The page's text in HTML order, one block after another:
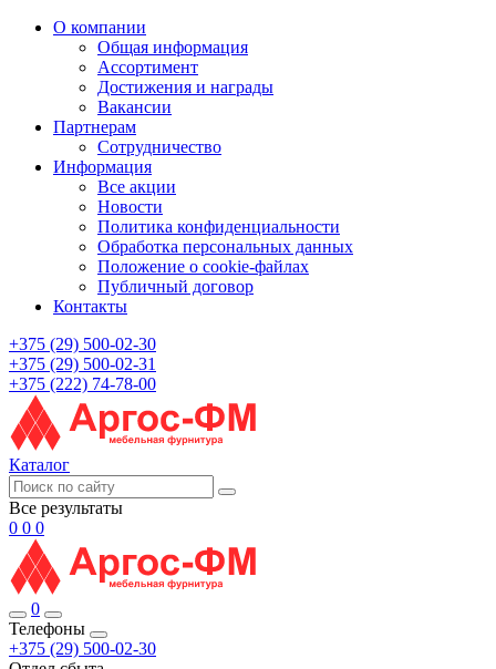
О компании
Общая информация
Ассортимент
Достижения и награды
Вакансии
Партнерам
Сотрудничество
Информация
Все акции
Новости
Политика конфиденциальности
Обработка персональных данных
Положение о cookie-файлах
Публичный договор
Контакты
+375 (29) 500-02-30
+375 (29) 500-02-31
+375 (222) 74-78-00
Каталог
Все результаты
0 0 0
0
Телефоны
+375 (29) 500-02-30